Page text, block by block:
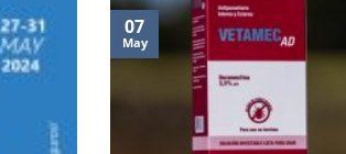
07
May